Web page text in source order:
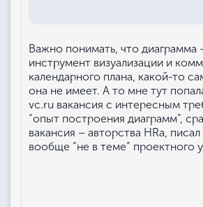
Важно понимать, что диаграмма
инструмент визуализации и
календарного плана, какой-то
она не имеет. А то мне тут
vc.ru вакансия с интересным
“опыт построения диаграмм”,
вакансия – авторства HRа,
вообще “не в теме” проектного